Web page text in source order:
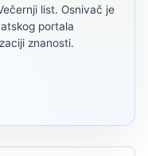
list. Osnivač je
portala
znanosti.